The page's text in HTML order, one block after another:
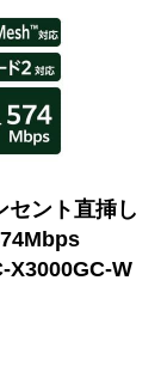
セント直挿し
X3000GC-W